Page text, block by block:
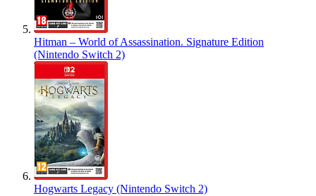
Hitman – World of Assassination. Signature Edition
(Nintendo Switch 2)
Hogwarts Legacy (Nintendo Switch 2)